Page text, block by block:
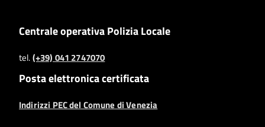
Centrale operativa Polizia Locale
tel.(+39) 041 2747070
Posta elettronica certificata
Indirizzi PEC del Comune di Venezia